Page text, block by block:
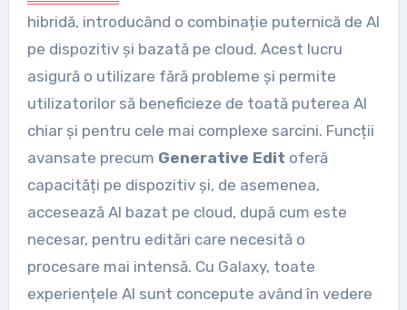
hibridă, introducând o combinație puternică de AI
pe dispozitiv și bazată pe cloud. Acest lucru
asigură o utilizare fără probleme și permite
utilizatorilor să beneficieze de toată puterea AI
chiar și pentru cele mai complexe sarcini. Funcții
avansate precum Generative Edit oferă
capacități pe dispozitiv și, de asemenea,
accesează AI bazat pe cloud, după cum este
necesar, pentru editări care necesită o
procesare mai intensă. Cu Galaxy, toate
experiențele AI sunt concepute având în vedere